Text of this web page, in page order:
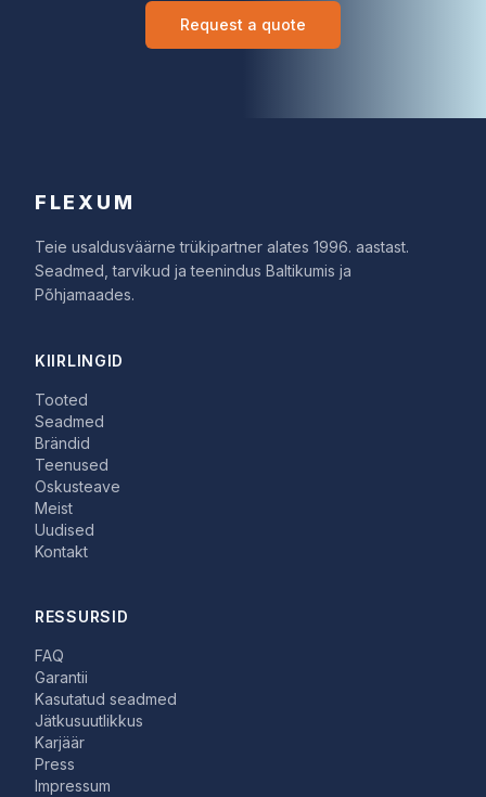
Request a quote
FLEXUM
Teie usaldusväärne trükipartner alates 1996. aastast.
Seadmed, tarvikud ja teenindus Baltikumis ja
Põhjamaades.
KIIRLINGID
Tooted
Seadmed
Brändid
Teenused
Oskusteave
Meist
Uudised
Kontakt
RESSURSID
FAQ
Garantii
Kasutatud seadmed
Jätkusuutlikkus
Karjäär
Press
Impressum